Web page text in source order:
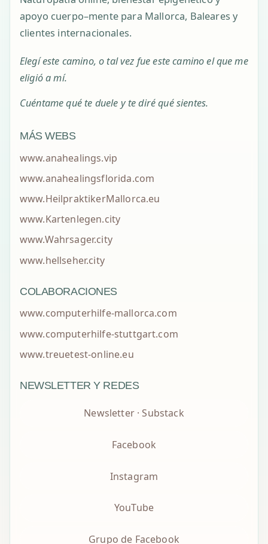
apoyo cuerpo–mente para Mallorca, Baleares y
clientes internacionales.
Elegí este camino, o tal vez fue este camino el que me
eligió a mí.
Cuéntame qué te duele y te diré qué sientes.
MÁS WEBS
www.anahealings.vip
www.anahealingsflorida.com
www.HeilpraktikerMallorca.eu
www.Kartenlegen.city
www.Wahrsager.city
www.hellseher.city
COLABORACIONES
www.computerhilfe-mallorca.com
www.computerhilfe-stuttgart.com
www.treuetest-online.eu
NEWSLETTER Y REDES
Newsletter · Substack
Facebook
Instagram
YouTube
Grupo de Facebook